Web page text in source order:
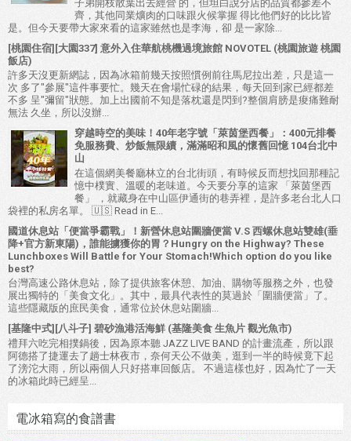
子弟開枝散葉出去經營 的，但坦白說分店的品質都參差不
齊，其他同業爌肉的口味跟火候掌握 得比他們好的比比皆
是。但今天要帶大家來看的這家雖然也是李海，卻 是一家除...
[桃園住宿][大園337] 意外入住華航桃機過境旅館 NOVOTEL (桃園旅遊 桃園
飯店)
許多天沒更新網誌，因為冰箱前幾天按照慣例前往馬尼拉出差，只是這一
次 多了"參展"這件事要忙。幾天在會場忙碌的結果，每天回到家已經都差
不多 呈"彌留"狀態。加上出國前不知是落枕還是閃到?整個肩膀是痠痛難耐
無法 久坐，所以沒辦...
穿越時空的美味！40年老字號「萊茵堡西餐」：400元排餐
免服務費、炒飯無限續，滿滿昭和風的懷舊回憶 104台北中
山
在這個網美餐廳林立的台北街頭，有時候反而想找回那種記
憶中樸實、溫暖的老味道。今天要分享的這家 「萊茵堡西
餐」 ，就藏身在中山區伊通街的巷弄裡，是許多老台北人口
袋裡的私房名單。 🇺🇸 Read in E...
國道休息站「便當爭霸戰」！新營休息站圍牆便當 V.S 西螺休息站雙雄(垂
降+官方新東陽)，誰能擄獲你的胃？Hungry on the Highway? These
Lunchboxes Will Battle for Your Stomach!Which option do you like
best?
台灣高速公路休息站，除了提供旅客休憩、加油、購物等服務之外，也發
展出獨特的「美食文化」。其中，最具代表性的莫過於「圍牆便當」了。
這些隱藏版的庶民美食，通常位於休息站圍牆...
[基隆中式][八斗子] 碧砂漁港活海鮮 (基隆美食 生魚片 觀光魚市)
禮拜六吃完相撲鍋後，因為原本聽 JAZZ LIVE BAND 的計畫流產，所以跟
阿德搭了捷運去了趟士林夜市，奈何天公不做美，逛到一半的時候竟下起
了滂沱大雨，所以兩個人只好搭車回飯店。 不過這樣也好，因為忙了一天
的冰箱此時已經呈...
電冰箱寫的食譜書